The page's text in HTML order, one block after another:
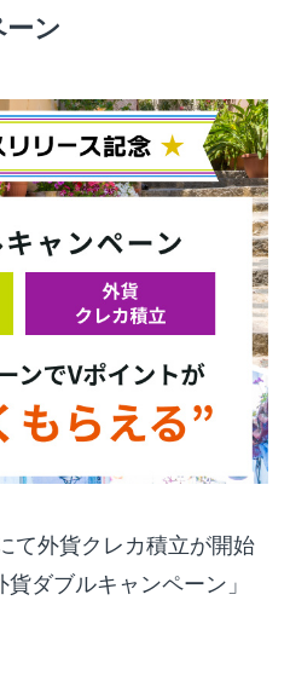
ン
て外貨クレカ積立が開始
ダブルキャンペーン」